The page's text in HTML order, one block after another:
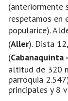
(anteriormente
respetamos
popularice).
(Aller). Dista
(Cabanaquinta
altitud de 320
parroquia
principales y 8